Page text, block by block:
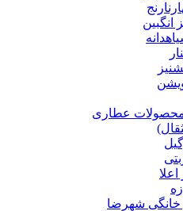
عطاری
خانگی شهرضا